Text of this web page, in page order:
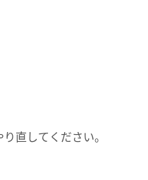
直してください。